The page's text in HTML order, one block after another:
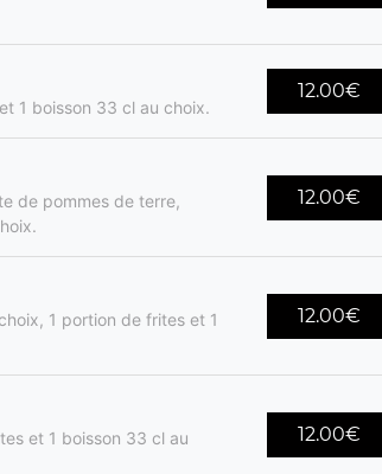
1 boisson 33 cl au choix.
12.00€
de pommes de terre,
12.00€
1 portion de frites et 1
12.00€
et 1 boisson 33 cl au
12.00€